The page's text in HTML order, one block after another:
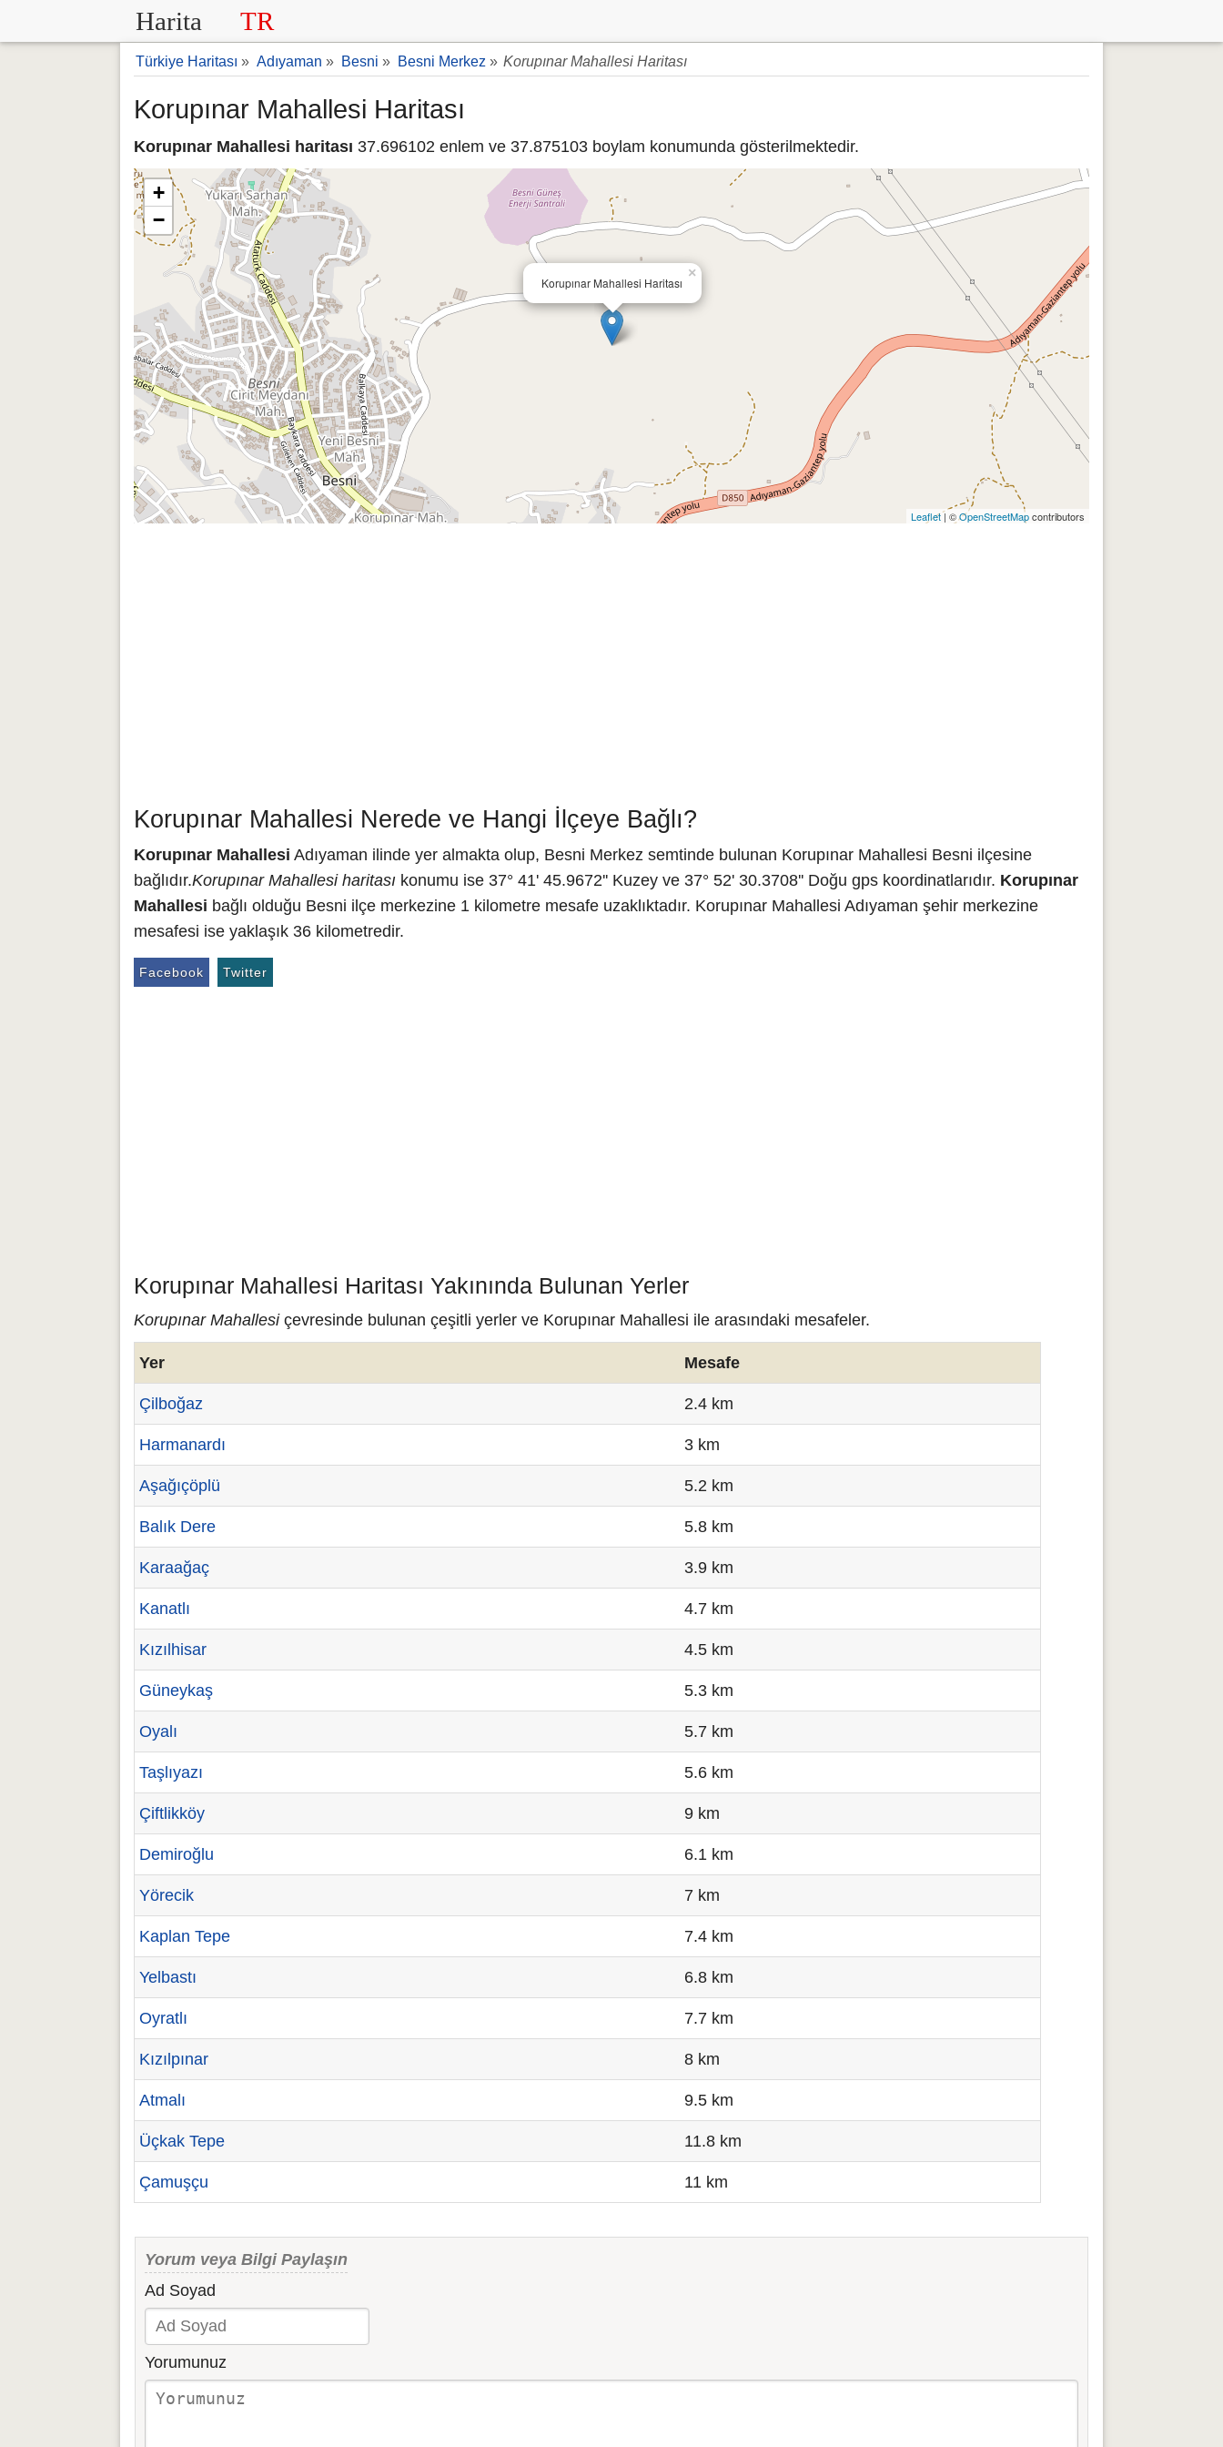
Harita TR
Türkiye Haritası » Adıyaman » Besni » Besni Merkez » Korupınar Mahallesi Haritası
Korupınar Mahallesi Haritası
Korupınar Mahallesi haritası 37.696102 enlem ve 37.875103 boylam konumunda gösterilmektedir.
Korupınar Mahallesi Haritası
×
+
−
Leaflet| ©OpenStreetMapcontributors
Korupınar Mahallesi Nerede ve Hangi İlçeye Bağlı?
Korupınar Mahallesi Adıyaman ilinde yer almakta olup, Besni Merkez semtinde bulunan Korupınar Mahallesi Besni ilçesine
bağlıdır.Korupınar Mahallesi haritası konumu ise 37° 41' 45.9672'' Kuzey ve 37° 52' 30.3708'' Doğu gps koordinatlarıdır. Korupınar
Mahallesi bağlı olduğu Besni ilçe merkezine 1 kilometre mesafe uzaklıktadır. Korupınar Mahallesi Adıyaman şehir merkezine
mesafesi ise yaklaşık 36 kilometredir.
Facebook Twitter
Korupınar Mahallesi Haritası Yakınında Bulunan Yerler
Korupınar Mahallesiçevresinde bulunan çeşitli yerler ve Korupınar Mahallesi ile arasındaki mesafeler.
Yer Mesafe
Çilboğaz 2.4 km
Harmanardı 3 km
Aşağıçöplü 5.2 km
Balık Dere 5.8 km
Karaağaç 3.9 km
Kanatlı 4.7 km
Kızılhisar 4.5 km
Güneykaş 5.3 km
Oyalı 5.7 km
Taşlıyazı 5.6 km
Çiftlikköy 9 km
Demiroğlu 6.1 km
Yörecik 7 km
Kaplan Tepe 7.4 km
Yelbastı 6.8 km
Oyratlı 7.7 km
Kızılpınar 8 km
Atmalı 9.5 km
Üçkak Tepe 11.8 km
Çamuşçu 11 km
Yorum veya Bilgi Paylaşın
Ad Soyad
Yorumunuz